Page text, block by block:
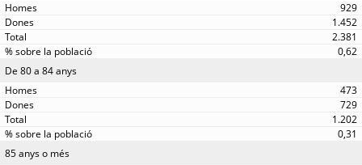
929
1.452
2.381
0,62
De 80 a 84 anys
473
729
1.202
0,31
85 anys o més